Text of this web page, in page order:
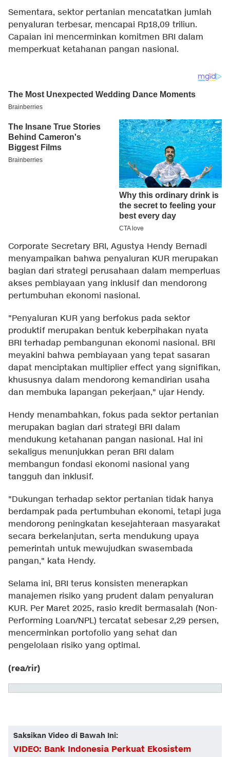
Sementara, sektor pertanian mencatatkan jumlah
penyaluran terbesar, mencapai Rp18,09 triliun.
Capaian ini mencerminkan komitmen BRI dalam
memperkuat ketahanan pangan nasional.
Corporate Secretary BRI, Agustya Hendy Bernadi
menyampaikan bahwa penyaluran KUR merupakan
bagian dari strategi perusahaan dalam memperluas
akses pembiayaan yang inklusif dan mendorong
pertumbuhan ekonomi nasional.
"Penyaluran KUR yang berfokus pada sektor
produktif merupakan bentuk keberpihakan nyata
BRI terhadap pembangunan ekonomi nasional. BRI
meyakini bahwa pembiayaan yang tepat sasaran
dapat menciptakan multiplier effect yang signifikan,
khususnya dalam mendorong kemandirian usaha
dan membuka lapangan pekerjaan," ujar Hendy.
Hendy menambahkan, fokus pada sektor pertanian
merupakan bagian dari strategi BRI dalam
mendukung ketahanan pangan nasional. Hal ini
sekaligus menunjukkan peran BRI dalam
membangun fondasi ekonomi nasional yang
tangguh dan inklusif.
"Dukungan terhadap sektor pertanian tidak hanya
berdampak pada pertumbuhan ekonomi, tetapi juga
mendorong peningkatan kesejahteraan masyarakat
secara berkelanjutan, serta mendukung upaya
pemerintah untuk mewujudkan swasembada
pangan," kata Hendy.
Selama ini, BRI terus konsisten menerapkan
manajemen risiko yang prudent dalam penyaluran
KUR. Per Maret 2025, rasio kredit bermasalah (Non-
Performing Loan/NPL) tercatat sebesar 2,29 persen,
mencerminkan portofolio yang sehat dan
pengelolaan risiko yang optimal.
(rea/rir)
Saksikan Video di Bawah Ini:
VIDEO: Bank Indonesia Perkuat Ekosistem